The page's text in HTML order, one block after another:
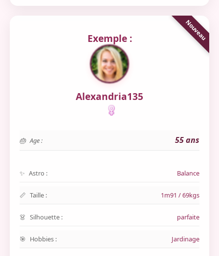
Exemple :
Alexandria135
Age : 55 ans
Astro : Balance
Taille : 1m91 / 69kgs
Silhouette : parfaite
Hobbies : Jardinage